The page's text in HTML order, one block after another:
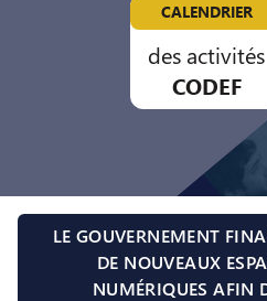
CALENDRIER
des activités
CODEF
LE GOUVERNEMENT
DE NOUVEAUX
NUMÉRIQUES AFIN